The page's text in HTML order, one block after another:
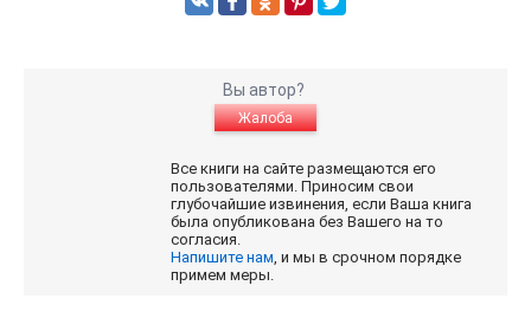
Вы автор?
Жалоба
Все книги на сайте размещаются его
пользователями. Приносим свои
глубочайшие извинения, если Ваша книга
была опубликована без Вашего на то
согласия.
Напишите нам, и мы в срочном порядке
примем меры.